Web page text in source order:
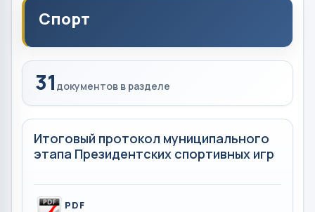
Спорт
31 документов в разделе
Итоговый протокол муниципального
этапа Президентских спортивных игр
PDF